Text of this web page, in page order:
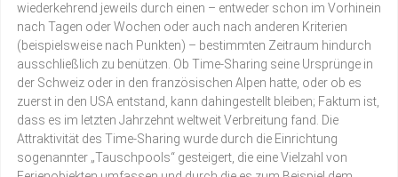
wiederkehrend jeweils durch einen – entweder schon im Vorhinein
nach Tagen oder Wochen oder auch nach anderen Kriterien
(beispielsweise nach Punkten) – bestimmten Zeitraum hindurch
ausschließlich zu benützen. Ob Time-Sharing seine Ursprünge in
der Schweiz oder in den französischen Alpen hatte, oder ob es
zuerst in den USA entstand, kann dahingestellt bleiben; Faktum ist,
dass es im letzten Jahrzehnt weltweit Verbreitung fand. Die
Attraktivität des Time-Sharing wurde durch die Einrichtung
sogenannter „Tauschpools“ gesteigert, die eine Vielzahl von